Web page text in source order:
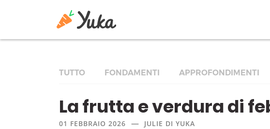
TUTTO FONDAMENTI APPROFONDIMENTI
La frutta e verdura di
01 FEBBRAIO 2026 — JULIE DI YUKA